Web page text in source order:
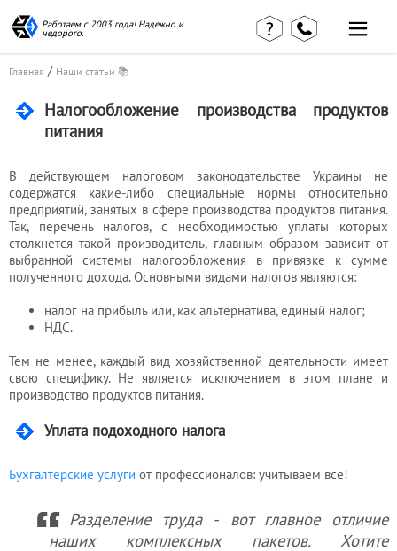
Работаем с 2003 года! Надежно и
недорого.
Главная / Наши статьи 📚
Налогообложение производства продуктов
питания
В действующем налоговом законодательстве Украины не
содержатся какие-либо специальные нормы относительно
предприятий, занятых в сфере производства продуктов питания.
Так, перечень налогов, с необходимостью уплаты которых
столкнется такой производитель, главным образом зависит от
выбранной системы налогообложения в привязке к сумме
полученного дохода. Основными видами налогов являются:
налог на прибыль или, как альтернатива, единый налог;
НДС.
Тем не менее, каждый вид хозяйственной деятельности имеет
свою специфику. Не является исключением в этом плане и
производство продуктов питания.
Уплата подоходного налога
Бухгалтерские услуги от профессионалов: учитываем все!
Разделение труда - вот главное отличие
наших комплексных пакетов. Хотите
Отзывы
клиентов
Контакты
Вакансии
КВЭД в
деталях
Наши
консультации
Калькулятор
Миграционные
услуги
Услуги
бухгалтера
юриста
Услуги